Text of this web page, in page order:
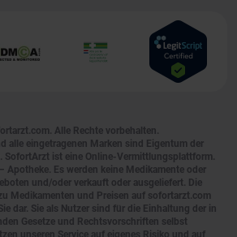
. Alle Rechte vorbehalten.
alle eingetragenen Marken sind Eigentum der
SofortArzt ist eine Online-Vermittlungsplattform.
Apotheke. Es werden keine Medikamente oder
und/oder verkauft oder ausgeliefert. Die
Medikamenten und Preisen auf sofortarzt.com
dar. Sie als Nutzer sind für die Einhaltung der in
Gesetze und Rechtsvorschriften selbst